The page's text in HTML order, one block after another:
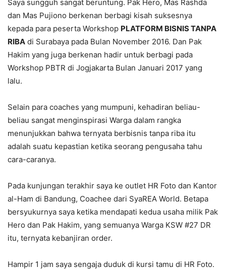
Saya sungguh sangat beruntung. Pak Hero, Mas Rashda
dan Mas Pujiono berkenan berbagi kisah suksesnya
kepada para peserta Workshop PLATFORM BISNIS TANPA
RIBA di Surabaya pada Bulan November 2016. Dan Pak
Hakim yang juga berkenan hadir untuk berbagi pada
Workshop PBTR di Jogjakarta Bulan Januari 2017 yang
lalu.
Selain para coaches yang mumpuni, kehadiran beliau-
beliau sangat menginspirasi Warga dalam rangka
menunjukkan bahwa ternyata berbisnis tanpa riba itu
adalah suatu kepastian ketika seorang pengusaha tahu
cara-caranya.
Pada kunjungan terakhir saya ke outlet HR Foto dan Kantor
al-Ham di Bandung, Coachee dari SyaREA World. Betapa
bersyukurnya saya ketika mendapati kedua usaha milik Pak
Hero dan Pak Hakim, yang semuanya Warga KSW #27 DR
itu, ternyata kebanjiran order.
Hampir 1 jam saya sengaja duduk di kursi tamu di HR Foto.